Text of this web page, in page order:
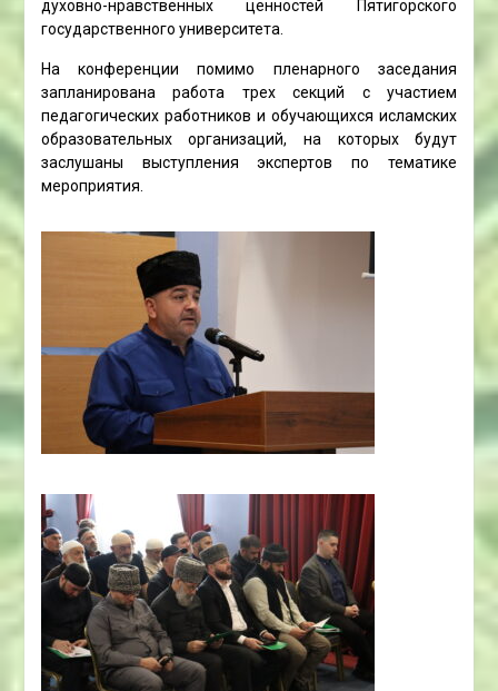
духовно-нравственных ценностей Пятигорского
государственного университета.
На конференции помимо пленарного заседания
запланирована работа трех секций с участием
педагогических работников и обучающихся исламских
образовательных организаций, на которых будут
заслушаны выступления экспертов по тематике
мероприятия.